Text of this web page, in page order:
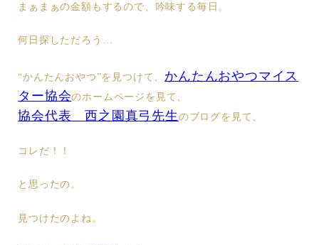
まぁまぁの金額もするので、吟味する毎日。
何日探しただろう…
“かんたんおやつ”を見つけて、かんたんおやつマイス
ター協会のホームページを見て、
協会代表 西之園真弓先生 のブログを見て、
コレだ！！
と思ったの。
見つけたのよね。